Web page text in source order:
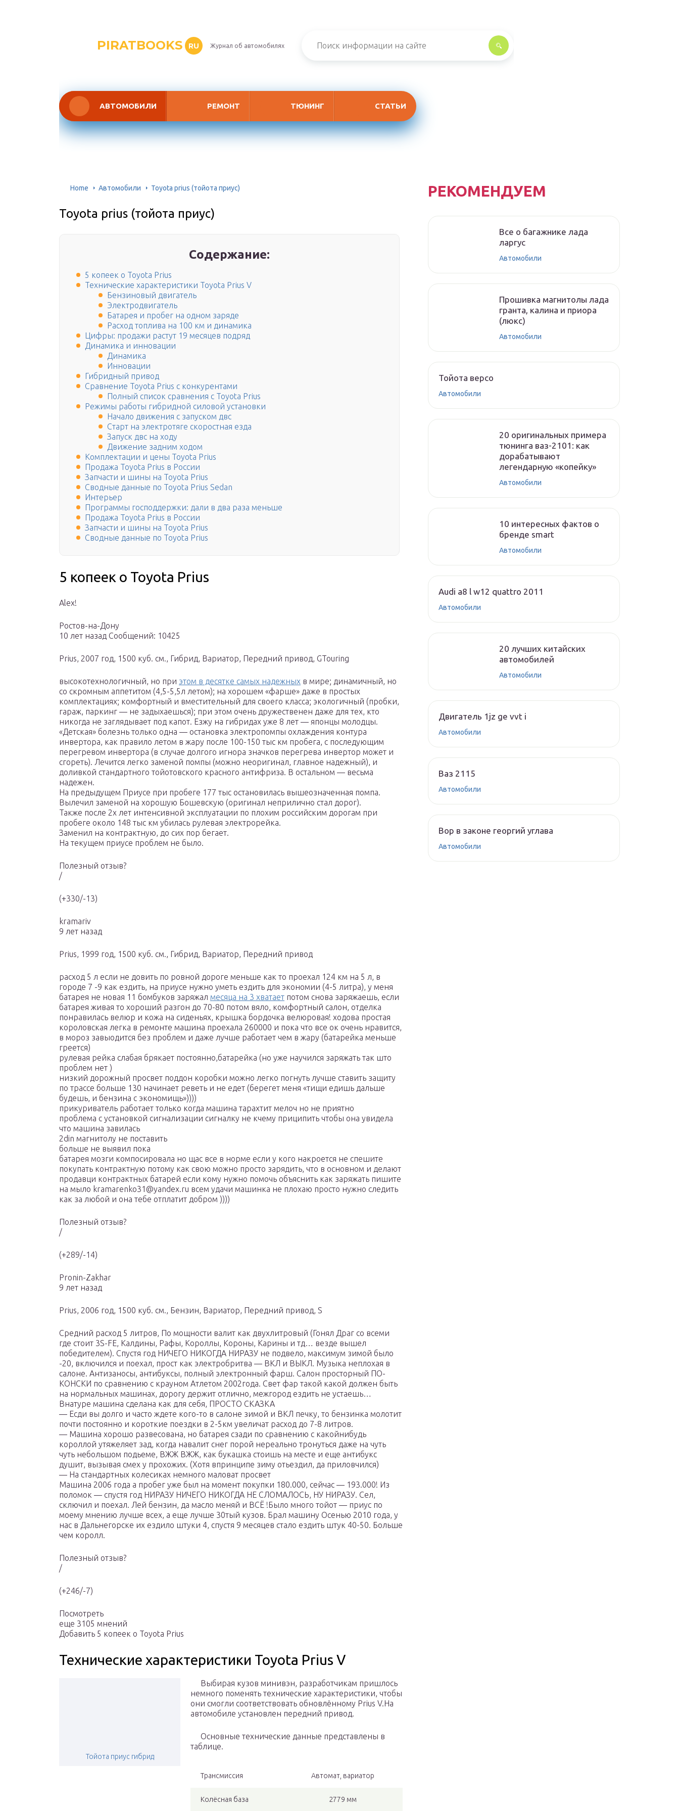
PIRATBOOKS RU Журнал об автомобилях
АВТОМОБИЛИ РЕМОНТ ТЮНИНГ СТАТЬИ
Home Автомобили Toyota prius (тойота приус)
Toyota prius (тойота приус)
Содержание:
5 копеек о Toyota Prius
Технические характеристики Toyota Prius V
Бензиновый двигатель
Электродвигатель
Батарея и пробег на одном заряде
Расход топлива на 100 км и динамика
Цифры: продажи растут 19 месяцев подряд
Динамика и инновации
Динамика
Инновации
Гибридный привод
Сравнение Toyota Prius с конкурентами
Полный список сравнения с Toyota Prius
Режимы работы гибридной силовой установки
Начало движения с запуском двс
Старт на электротяге скоростная езда
Запуск двс на ходу
Движение задним ходом
Комплектации и цены Toyota Prius
Продажа Toyota Prius в России
Запчасти и шины на Toyota Prius
Сводные данные по Toyota Prius Sedan
Интерьер
Программы господдержки: дали в два раза меньше
Продажа Toyota Prius в России
Запчасти и шины на Toyota Prius
Сводные данные по Toyota Prius
5 копеек о Toyota Prius
Alex!
Ростов-на-Дону
10 лет назад Сообщений: 10425
Prius, 2007 год, 1500 куб. см., Гибрид, Вариатор, Передний привод, GTouring
высокотехнологичный, но при этом в десятке самых надежных в мире; динамичный, но
со скромным аппетитом (4,5-5,5л летом); на хорошем «фарше» даже в простых
комплектациях; комфортный и вместительный для своего класса; экологичный (пробки,
гараж, паркинг — не задыхаешься); при этом очень дружественен даже для тех, кто
никогда не заглядывает под капот. Езжу на гибридах уже 8 лет — японцы молодцы.
«Детская» болезнь только одна — остановка электропомпы охлаждения контура
инвертора, как правило летом в жару после 100-150 тыс км пробега, с последующим
перегревом инвертора (в случае долгого игнора значков перегрева инвертор может и
сгореть). Лечится легко заменой помпы (можно неоригинал, главное надежный), и
доливкой стандартного тойотовского красного антифриза. В остальном — весьма
надежен.
На предыдущем Приусе при пробеге 177 тыс остановилась вышеозначенная помпа.
Вылечил заменой на хорошую Бошевскую (оригинал неприлично стал дорог).
Также после 2х лет интенсивной эксплуатации по плохим российским дорогам при
пробеге около 148 тыс км убилась рулевая электрорейка.
Заменил на контрактную, до сих пор бегает.
На текущем приусе проблем не было.
Полезный отзыв?
/
(+330/-13)
kramariv
9 лет назад
Prius, 1999 год, 1500 куб. см., Гибрид, Вариатор, Передний привод
расход 5 л если не довить по ровной дороге меньше как то проехал 124 км на 5 л, в
городе 7 -9 как ездить, на приусе нужно уметь ездить для экономии (4-5 литра), у меня
батарея не новая 11 бомбуков заряжал месяца на 3 хватает потом снова заряжаешь, если
батарея живая то хороший разгон до 70-80 потом вяло, комфортный салон, отделка
понравилась велюр и кожа на сиденьях, крышка бордочка велюровая! ходова простая
короловская легка в ремонте машина проехала 260000 и пока что все ок очень нравится,
в мороз завыодится без проблем и даже лучше работает чем в жару (батарейка меньше
греется)
рулевая рейка слабая брякает постоянно,батарейка (но уже научился заряжать так што
проблем нет )
низкий дорожный просвет поддон коробки можно легко погнуть лучше ставить защиту
по трассе больше 130 начинает реветь и не едет (берегет меня «тищи едишь дальше
будешь, и бензина с экономищь»))))
прикуриватель работает только когда машина тарахтит мелоч но не приятно
проблема с установкой сигнализации сигналку не кчему приципить чтобы она увидела
что машина завилась
2din магнитолу не поставить
больше не выявил пока
батарея мозги компосировала но щас все в норме если у кого накроется не спешите
покупать контрактную потому как свою можно просто зарядить, что в основном и делают
продавци контрактных батарей если кому нужно помочь объяснить как заряжать пишите
на мыло kramarenko31@yandex.ru всем удачи машинка не плохаю просто нужно следить
как за любой и она тебе отплатит добром ))))
Полезный отзыв?
/
(+289/-14)
Pronin-Zakhar
9 лет назад
Prius, 2006 год, 1500 куб. см., Бензин, Вариатор, Передний привод, S
Средний расход 5 литров, По мощности валит как двухлитровый (Гонял Драг со всеми
где стоит 3S-FE, Калдины, Рафы, Короллы, Короны, Карины и тд… везде вышел
победителем). Спустя год НИЧЕГО НИКОГДА НИРАЗУ не подвело, максимум зимой было
-20, включился и поехал, прост как электробритва — ВКЛ и ВЫКЛ. Музыка неплохая в
салоне. Антизаносы, антибуксы, полный электронный фарш. Салон просторный ПО-
КОНСКИ по сравнению с крауном Атлетом 2002года. Свет фар такой какой должен быть
на нормальных машинах, дорогу держит отлично, межгород ездить не устаешь…
Внатуре машина сделана как для себя, ПРОСТО СКАЗКА
— Есди вы долго и часто ждете кого-то в салоне зимой и ВКЛ печку, то бензинка молотит
почти постоянно и короткие поездки в 2-5км увеличат расход до 7-8 литров.
— Машина хорошо развесована, но батарея сзади по сравнению с какойнибудь
короллой утяжеляет зад, когда навалит снег порой нереально тронуться даже на чуть
чуть небольшом подьеме, ВЖЖ ВЖЖ, как букашка стоишь на месте и еще антибукс
душит, вызывая смех у прохожих. (Хотя впринципе зиму отьездил, да приловчился)
— На стандартных колесиках немного маловат просвет
Машина 2006 года а пробег уже был на момент покупки 180.000, сейчас — 193.000! Из
поломок — спустя год НИРАЗУ НИЧЕГО НИКОГДА НЕ СЛОМАЛОСЬ, НУ НИРАЗУ. Сел,
сключил и поехал. Лей бензин, да масло меняй и ВСЁ !Было много тойот — приус по
моему мнению лучше всех, а еще лучше 30тый кузов. Брал машину Осенью 2010 года, у
нас в Дальнегорске их ездило штуки 4, спустя 9 месяцев стало ездить штук 40-50. Больше
чем королл.
Полезный отзыв?
/
(+246/-7)
Посмотреть
еще 3105 мнений
Добавить 5 копеек о Toyota Prius
Технические характеристики Toyota Prius V
Тойота приус гибрид
Выбирая кузов минивэн, разработчикам пришлось
немного поменять технические характеристики, чтобы
они смогли соответствовать обновлённому Prius V.На
автомобиле установлен передний привод.
Основные технические данные представлены в
таблице.
Трансмиссия Автомат, вариатор
Колёсная база 2779 мм
РЕКОМЕНДУЕМ
Все о багажнике лада
ларгус
Автомобили
Прошивка магнитолы лада
гранта, калина и приора
(люкс)
Автомобили
Тойота версо
Автомобили
20 оригинальных примера
тюнинга ваз-2101: как
дорабатывают
легендарную «копейку»
Автомобили
10 интересных фактов о
бренде smart
Автомобили
Audi a8 l w12 quattro 2011
Автомобили
20 лучших китайских
автомобилей
Автомобили
Двигатель 1jz ge vvt i
Автомобили
Ваз 2115
Автомобили
Вор в законе георгий углава
Автомобили